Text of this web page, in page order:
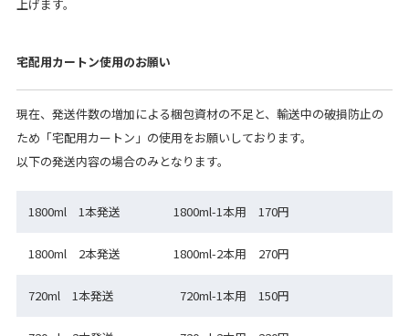
上げます。
宅配用カートン使用のお願い
現在、発送件数の増加による梱包資材の不足と、輸送中の破損防止の
ため「宅配用カートン」の使用をお願いしております。
以下の発送内容の場合のみとなります。
1800ml 1本発送 1800ml-1本用 170円
1800ml 2本発送 1800ml-2本用 270円
720ml 1本発送 720ml-1本用 150円